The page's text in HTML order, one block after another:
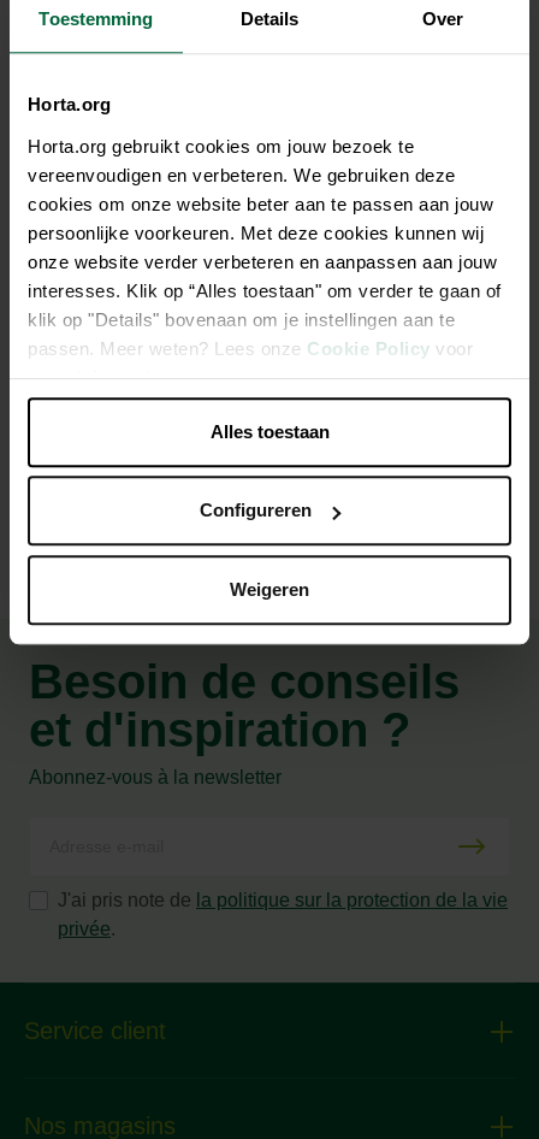
Toestemming Details Over
Horta.org
Horta.org gebruikt cookies om jouw bezoek te
vereenvoudigen en verbeteren. We gebruiken deze
cookies om onze website beter aan te passen aan jouw
persoonlijke voorkeuren. Met deze cookies kunnen wij
onze website verder verbeteren en aanpassen aan jouw
interesses. Klik op “Alles toestaan" om verder te gaan of
klik op "Details" bovenaan om je instellingen aan te
passen. Meer weten? Lees onze Cookie Policy voor
meer informatie.
Alles toestaan
Configureren
Weigeren
Ce bioéthanol est conditionné dans un flacon d'un litre avec
un bouchon verseur pratique. - convient à toutes les
cheminées au bioéthanol - en bouteille d'un litre - avec
bouchon verseur pratique
Ce bioéthanol est conditionné dans une bouteille d'un litre
munie d'un bec verseur pratique
Caractéristiques
Besoin de conseils
et d'inspiration ?
Abonnez-vous à la newsletter
J'ai pris note de la politique sur la protection de la vie
privée.
Service client
Nos magasins